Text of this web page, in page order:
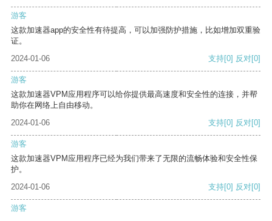
游客
这款加速器app的安全性有待提高，可以加强防护措施，比如增加双重验
证。
2024-01-06
支持[0] 反对[0]
游客
这款加速器VPM应用程序可以给你提供最高速度和安全性的连接，并帮
助你在网络上自由移动。
2024-01-06
支持[0] 反对[0]
游客
这款加速器VPM应用程序已经为我们带来了无限的流畅体验和安全性保
护。
2024-01-06
支持[0] 反对[0]
游客